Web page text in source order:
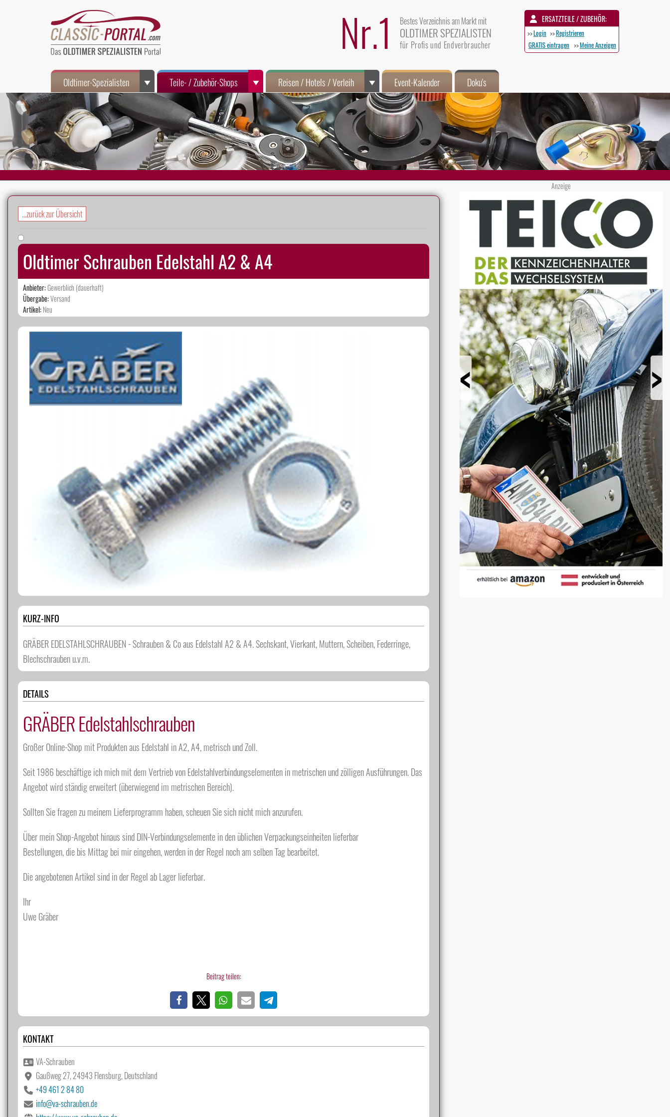
ERSATZTEILE / ZUBEHÖR:
>>Login >>Registrieren
GRATIS eintragen >>Meine Anzeigen
Nr.1 Bestes Verzeichnis am Markt mit
OLDTIMER SPEZIALISTEN
für Profis und Endverbraucher
Oldtimer-Spezialisten Teile- / Zubehör-Shops Reisen / Hotels / Verleih Event-Kalender Doku's
...zurück zur Übersicht
Oldtimer Schrauben Edelstahl A2 & A4
Anbieter:Gewerblich (dauerhaft)
Übergabe:Versand
Artikel:Neu
KURZ-INFO
GRÄBER EDELSTAHLSCHRAUBEN - Schrauben & Co aus Edelstahl A2 & A4. Sechskant, Vierkant, Muttern, Scheiben, Federringe,
Blechschrauben u.v.m.
DETAILS
GRÄBER Edelstahlschrauben
Großer Online-Shop mit Produkten aus Edelstahl in A2, A4, metrisch und Zoll.
Seit 1986 beschäftige ich mich mit dem Vertrieb von Edelstahlverbindungselementen in metrischen und zölligen Ausführungen. Das
Angebot wird ständig erweitert (überwiegend im metrischen Bereich).
Sollten Sie fragen zu meinem Lieferprogramm haben, scheuen Sie sich nicht mich anzurufen.
Über mein Shop-Angebot hinaus sind DIN-Verbindungselemente in den üblichen Verpackungseinheiten lieferbar
Bestellungen, die bis Mittag bei mir eingehen, werden in der Regel noch am selben Tag bearbeitet.
Die angebotenen Artikel sind in der Regel ab Lager lieferbar.
Ihr
Uwe Gräber
Beitrag teilen:
KONTAKT
VA-Schrauben
Gaußweg 27, 24943 Flensburg, Deutschland
+49 461 2 84 80
info@va-schrauben.de
Anzeige
Next
Prev